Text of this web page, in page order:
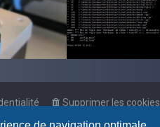
Supprimer les cookies